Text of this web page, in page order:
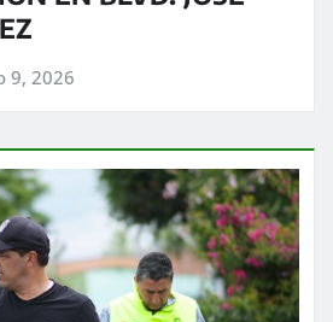
9, 2026